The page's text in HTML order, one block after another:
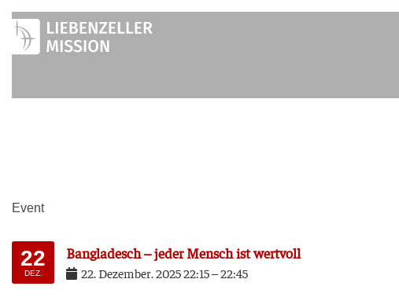
Zum
Inhalt
springen
Event
22
DEZ.
Ban­gla­desch – jeder Mensch ist wertvoll
22 Dezem­ber 202522:15–22:45